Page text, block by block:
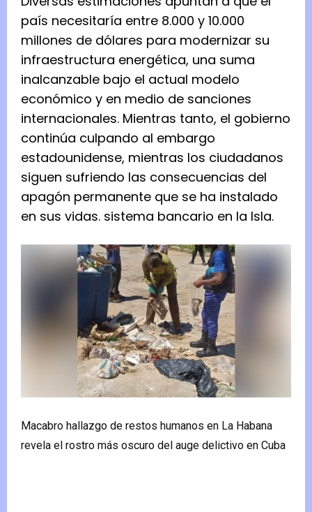
país necesitaría entre 8.000 y 10.000
millones de dólares para modernizar su
infraestructura energética, una suma
inalcanzable bajo el actual modelo
económico y en medio de sanciones
internacionales. Mientras tanto, el gobierno
continúa culpando al embargo
estadounidense, mientras los ciudadanos
siguen sufriendo las consecuencias del
apagón permanente que se ha instalado
en sus vidas. sistema bancario en la Isla.
Macabro hallazgo de restos humanos en La Habana
revela el rostro más oscuro del auge delictivo en Cuba